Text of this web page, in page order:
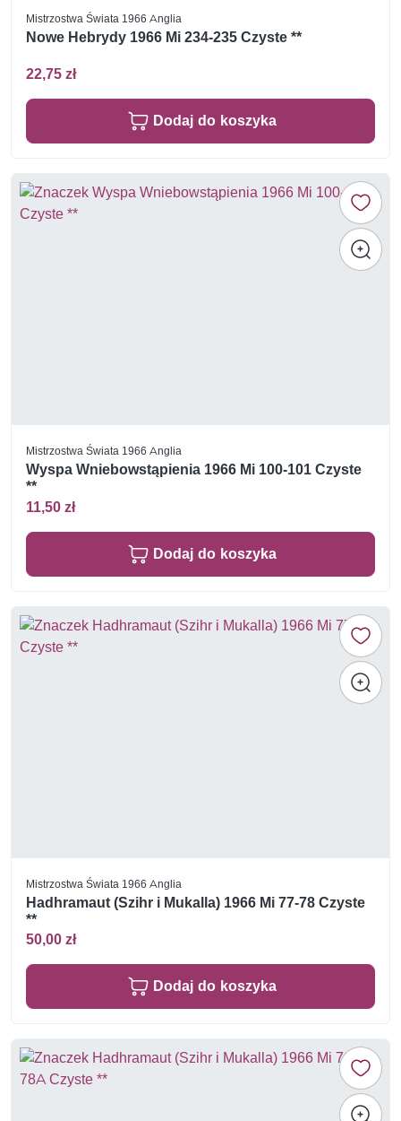
Mistrzostwa Świata 1966 Anglia
Nowe Hebrydy 1966 Mi 234-235 Czyste **
22,75 zł
Dodaj do koszyka
Mistrzostwa Świata 1966 Anglia
Wyspa Wniebowstąpienia 1966 Mi 100-101 Czyste
**
11,50 zł
Dodaj do koszyka
Mistrzostwa Świata 1966 Anglia
Hadhramaut (Szihr i Mukalla) 1966 Mi 77-78 Czyste
**
50,00 zł
Dodaj do koszyka